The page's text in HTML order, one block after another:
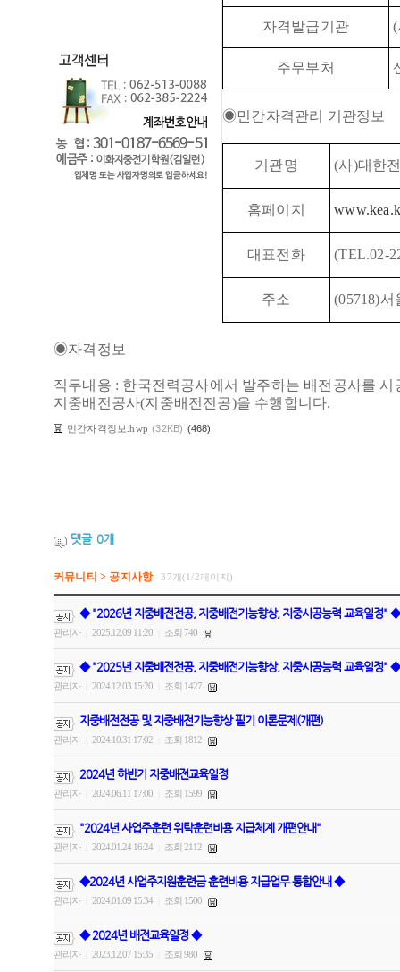
자격발급기관 (
주무부처
◉민간자격관리 기관정보
기관명 (사)대한
홈페이지
대표전화 (TEL.02-
주소 (05718)
◉자격정보
직무내용 : 한국전력공사에서 발주하는 배전공사를 시
지중배전공사(지중배전전공)을 수행합니다.
민간자격정보.hwp (32KB) (468)
댓글 0개
커뮤니티 > 공지사항 37개(1/2페이지)
◆ "2026년 지중배전전공, 지중배전기능향상, 지중시공능력 교육일정" ◆
관리자 2025.12.09 11:20 조회 740
◆ "2025년 지중배전전공, 지중배전기능향상, 지중시공능력 교육일정" ◆
관리자 2024.12.03 15:20 조회 1427
지중배전전공 및 지중배전기능향상 필기 이론문제(개편)
관리자 2024.10.31 17:02 조회 1812
2024년 하반기 지중배전교육일정
관리자 2024.06.11 17:00 조회 1599
"2024년 사업주훈련 위탁훈련비용 지급체계 개편안내"
관리자 2024.01.24 16:24 조회 2112
◆2024년 사업주지원훈련금 훈련비용 지급업무 통합안내 ◆
관리자 2024.01.09 15:34 조회 1500
◆ 2024년 배전교육일정 ◆
관리자 2023.12.07 15:35 조회 980